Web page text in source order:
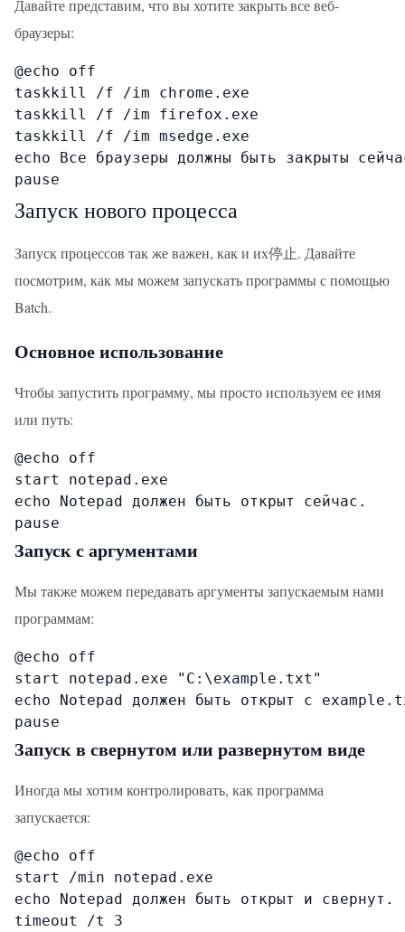
Давайте представим, что вы хотите закрыть все веб-
браузеры:
@echo off
taskkill /f /im chrome.exe
taskkill /f /im firefox.exe
taskkill /f /im msedge.exe
echo Все браузеры должны быть закрыты
pause
Запуск нового процесса
Запуск процессов так же важен, как и их停止. Давайте
посмотрим, как мы можем запускать программы с помощью
Batch.
Основное использование
Чтобы запустить программу, мы просто используем ее имя
или путь:
@echo off
start notepad.exe
echo Notepad должен быть открыт сейчас.
pause
Запуск с аргументами
Мы также можем передавать аргументы запускаемым нами
программам:
@echo off
start notepad.exe "C:\example.txt"
echo Notepad должен быть открыт с
pause
Запуск в свернутом или развернутом виде
Иногда мы хотим контролировать, как программа
запускается:
@echo off
start /min notepad.exe
echo Notepad должен быть открыт и свернут.
timeout /t 3